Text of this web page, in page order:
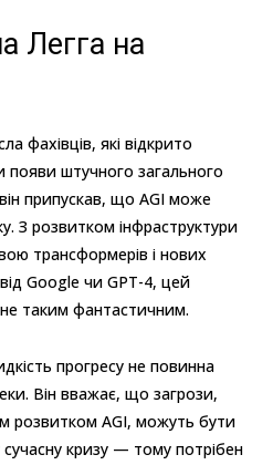
Легга на
фахівців, які відкрито
появи штучного загального
припускав, що AGI може
З розвитком інфраструктури
трансформерів і нових
Google чи GPT-4, цей
таким фантастичним.
прогресу не повинна
Він вважає, що загрози,
розвитком AGI, можуть бути
кризу — тому потрібен